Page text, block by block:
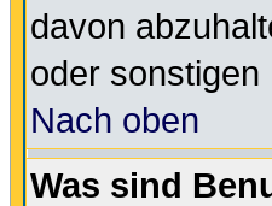
davon
oder
Nach oben
Was sind